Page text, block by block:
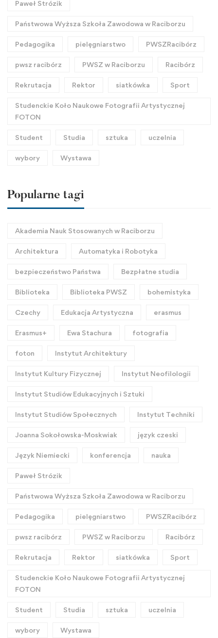
Paweł Strózik
Państwowa Wyższa Szkoła Zawodowa w Raciborzu
Pedagogika pielęgniarstwo PWSZRacibórz
pwsz racibórz PWSZ w Raciborzu Racibórz
Rekrutacja Rektor siatkówka Sport
Studenckie Koło Naukowe Fotografii Artystycznej
FOTON
Student Studia sztuka uczelnia
wybory Wystawa
Popularne tagi
Akademia Nauk Stosowanych w Raciborzu
Architektura Automatyka i Robotyka
bezpieczeństwo Państwa Bezpłatne studia
Biblioteka Biblioteka PWSZ bohemistyka
Czechy Edukacja Artystyczna erasmus
Erasmus+ Ewa Stachura fotografia
foton Instytut Architektury
Instytut Kultury Fizycznej Instytut Neofilologii
Instytut Studiów Edukacyjnych i Sztuki
Instytut Studiów Społecznych Instytut Techniki
Joanna Sokołowska-Moskwiak język czeski
Język Niemiecki konferencja nauka
Paweł Strózik
Państwowa Wyższa Szkoła Zawodowa w Raciborzu
Pedagogika pielęgniarstwo PWSZRacibórz
pwsz racibórz PWSZ w Raciborzu Racibórz
Rekrutacja Rektor siatkówka Sport
Studenckie Koło Naukowe Fotografii Artystycznej
FOTON
Student Studia sztuka uczelnia
wybory Wystawa